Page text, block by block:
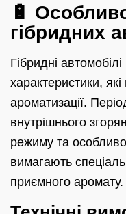
🔋
гібридних
Гібридні
характеристики,
ароматизації.
внутрішнього
режиму та
вимагають
приємного аромату.